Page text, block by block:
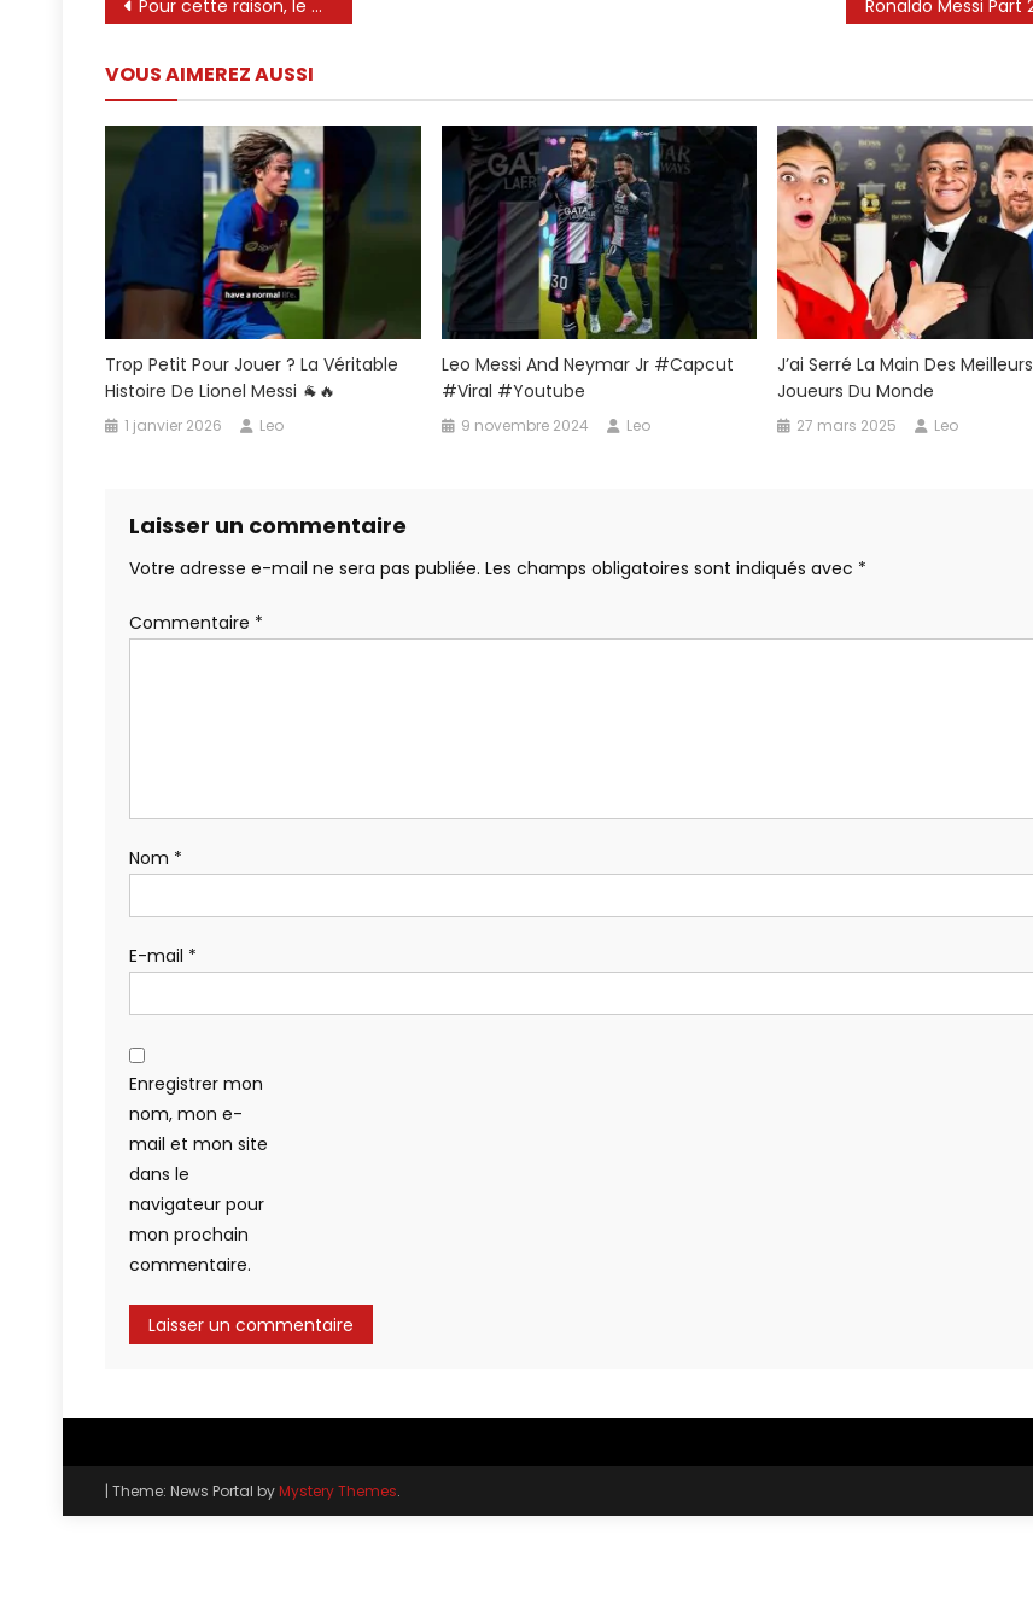
l’article
Pour cette raison, le deuxième fils de Messi gagne le mépris de ses parents …
VOUS AIMEREZ AUSSI
Trop Petit Pour Jouer ? La Véritable
Histoire De Lionel Messi 🐐🔥
1 janvier 2026 Leo
Leo Messi And Neymar Jr #capcut
#viral #youtube
9 novembre 2024 Leo
J’ai Serré La Main Des Meilleurs
Joueurs Du Monde
27 mars 2025 Leo
Laisser un commentaire
Votre adresse e-mail ne sera pas publiée. Les champs obligatoires sont indiqués avec *
Commentaire *
Nom *
E-mail *
Enregistrer mon
nom, mon e-
mail et mon site
dans le
navigateur pour
mon prochain
commentaire.
| Theme: News Portal byMystery Themes.